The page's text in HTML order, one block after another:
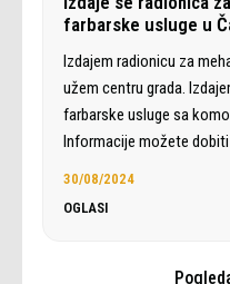
farbarske usluge u
Izdajem radionicu za
užem centru grada.
farbarske usluge sa
Informacije možete dobiti
30/08/2024
OGLASI